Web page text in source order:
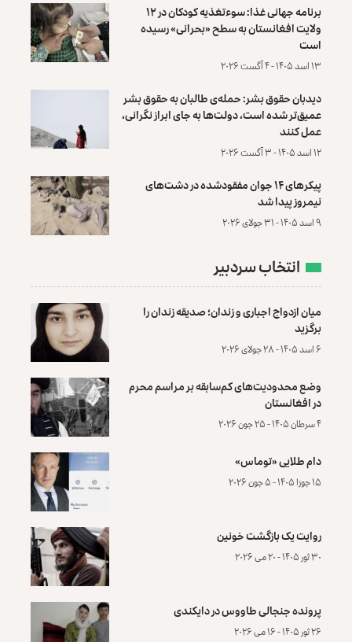
برنامه جهانی غذا: سوءتغذیه کودکان در ۱۲
ولایت افغانستان به سطح «بحرانی» رسیده
است
۱۳ اسد ۱۴۰۵ - ۴ آگست ۲۰۲۶
دیدبان حقوق بشر: حمله‌ی طالبان به حقوق بشر
عمیق‌تر شده است، دولت‌ها به جای ابراز نگرانی،
عمل کنند
۱۲ اسد ۱۴۰۵ - ۳ آگست ۲۰۲۶
پیکرهای ۱۴ جوان مفقودشده در دشت‌های
نیمروز پیدا شد
۹ اسد ۱۴۰۵ - ۳۱ جولای ۲۰۲۶
انتخاب سردبیر
میان ازدواج اجباری و زندان؛ صدیقه زندان را
برگزید
۶ اسد ۱۴۰۵ - ۲۸ جولای ۲۰۲۶
وضع محدودیت‌های کم‌سابقه بر مراسم محرم
در افغانستان
۴ سرطان ۱۴۰۵ - ۲۵ جون ۲۰۲۶
دام طلایی «توماس»
۱۵ جوزا ۱۴۰۵ - ۵ جون ۲۰۲۶
روایت یک بازگشت خونین
۳۰ ثور ۱۴۰۵ - ۲۰ می ۲۰۲۶
پرونده‌ جنجالی طاووس در دایکندی
۲۶ ثور ۱۴۰۵ - ۱۶ می ۲۰۲۶